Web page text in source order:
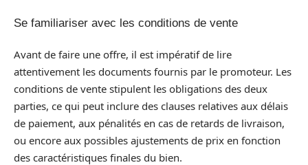
Se familiariser avec les conditions de vente
Avant de faire une offre, il est impératif de lire
attentivement les documents fournis par le promoteur. Les
conditions de vente stipulent les obligations des deux
parties, ce qui peut inclure des clauses relatives aux délais
de paiement, aux pénalités en cas de retards de livraison,
ou encore aux possibles ajustements de prix en fonction
des caractéristiques finales du bien.